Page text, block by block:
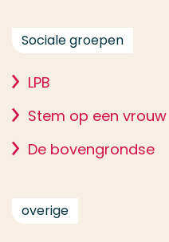
Sociale groepen
LPB
Stem op een vrouw
De bovengrondse
overige